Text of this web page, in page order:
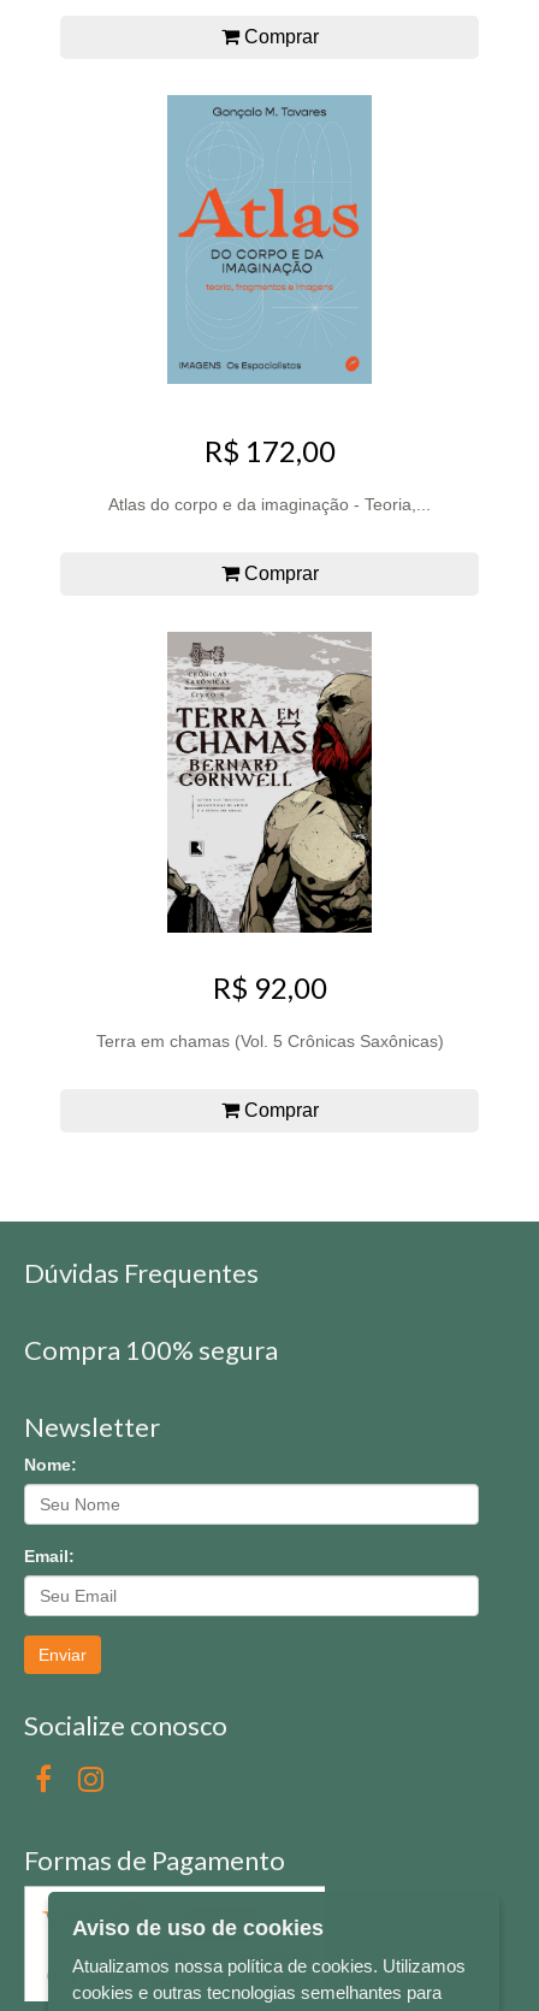
Comprar
R$ 172,00
Atlas do corpo e da imaginação - Teoria,...
Comprar
R$ 92,00
Terra em chamas (Vol. 5 Crônicas Saxônicas)
Comprar
Dúvidas Frequentes
Compra 100% segura
Newsletter
Nome:
Email:
Enviar
Socialize conosco
Formas de Pagamento
Aviso de uso de cookies
Atualizamos nossa política de cookies. Utilizamos
cookies e outras tecnologias semelhantes para